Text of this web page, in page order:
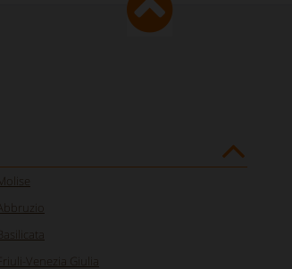
Molise
Abbruzio
Basilicata
Friuli-Venezia Giulia